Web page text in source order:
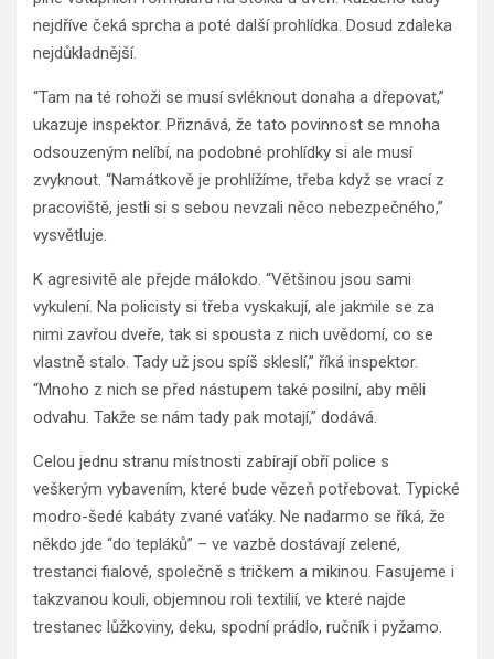
nejdříve čeká sprcha a poté další prohlídka. Dosud zdaleka
nejdůkladnější.
“Tam na té rohoži se musí svléknout donaha a dřepovat,”
ukazuje inspektor. Přiznává, že tato povinnost se mnoha
odsouzeným nelíbí, na podobné prohlídky si ale musí
zvyknout. “Namátkově je prohlížíme, třeba když se vrací z
pracoviště, jestli si s sebou nevzali něco nebezpečného,”
vysvětluje.
K agresivitě ale přejde málokdo. “Většinou jsou sami
vykulení. Na policisty si třeba vyskakují, ale jakmile se za
nimi zavřou dveře, tak si spousta z nich uvědomí, co se
vlastně stalo. Tady už jsou spíš skleslí,” říká inspektor.
“Mnoho z nich se před nástupem také posilní, aby měli
odvahu. Takže se nám tady pak motají,” dodává.
Celou jednu stranu místnosti zabírají obří police s
veškerým vybavením, které bude vězeň potřebovat. Typické
modro-šedé kabáty zvané vaťáky. Ne nadarmo se říká, že
někdo jde “do tepláků” – ve vazbě dostávají zelené,
trestanci fialové, společně s tričkem a mikinou. Fasujeme i
takzvanou kouli, objemnou roli textilií, ve které najde
trestanec lůžkoviny, deku, spodní prádlo, ručník i pyžamo.